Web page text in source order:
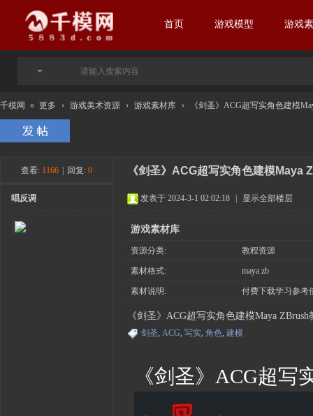
首页 游戏模型 游戏
千模网 » 更多 › 游戏美术资源 › 游戏素材库 › 《剑圣》ACG超写实角色建模
查看: 1166 回复: 0 《剑圣》ACG超写实角色建模Maya
唱反调 发表于 2024-3-1 02:02:18 显示全部楼层
游戏素材库
资源分类: 教程资源
素材格式: maya zb
素材说明: 付费下载学习参考
《剑圣》ACG超写实角色建模Maya
剑圣, ACG, 写实, 角色, 建模
《剑圣》ACG超写